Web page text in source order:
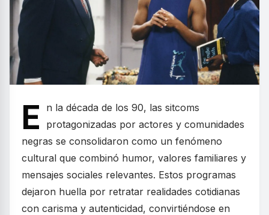
E
n la década de los 90, las sitcoms
protagonizadas por actores y comunidades
negras se consolidaron como un fenómeno
cultural que combinó humor, valores familiares y
mensajes sociales relevantes. Estos programas
dejaron huella por retratar realidades cotidianas
con carisma y autenticidad, convirtiéndose en